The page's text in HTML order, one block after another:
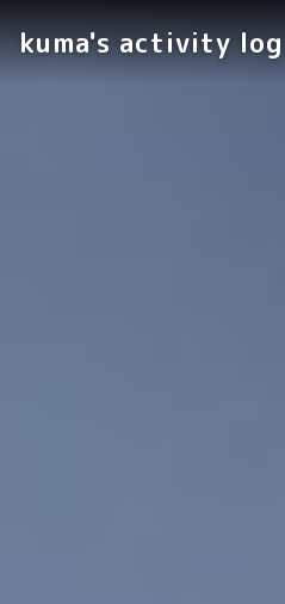
kuma's activity log